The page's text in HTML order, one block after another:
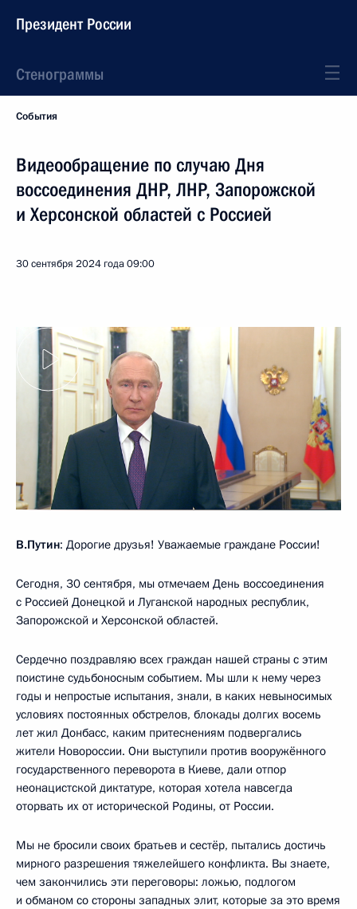
Президент России
Стенограммы
События
Видеообращение по случаю Дня
воссоединения ДНР, ЛНР, Запорожской
и Херсонской областей с Россией
30 сентября 2024 года09:00
В.Путин: Дорогие друзья! Уважаемые граждане России!
Сегодня, 30 сентября, мы отмечаем День воссоединения
с Россией Донецкой и Луганской народных республик,
Запорожской и Херсонской областей.
Сердечно поздравляю всех граждан нашей страны с этим
поистине судьбоносным событием. Мы шли к нему через
годы и непростые испытания, знали, в каких невыносимых
условиях постоянных обстрелов, блокады долгих восемь
лет жил Донбасс, каким притеснениям подвергались
жители Новороссии. Они выступили против вооружённого
государственного переворота в Киеве, дали отпор
неонацистской диктатуре, которая хотела навсегда
оторвать их от исторической Родины, от России.
Мы не бросили своих братьев и сестёр, пытались достичь
мирного разрешения тяжелейшего конфликта. Вы знаете,
чем закончились эти переговоры: ложью, подлогом
и обманом со стороны западных элит, которые за это время